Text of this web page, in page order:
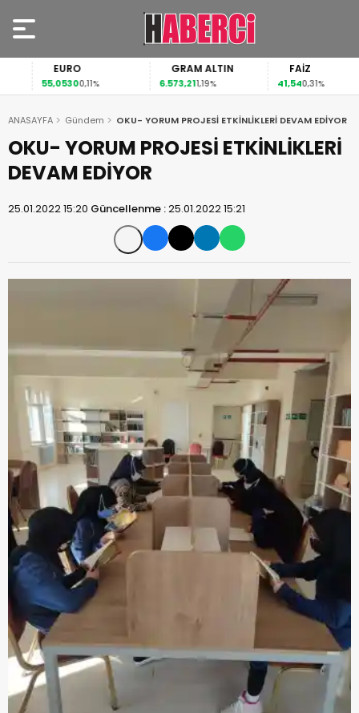
EURO
55,05300,11%
GRAM ALTIN
6.573,211,19%
FAİZ
41,540,31%
ANASAYFA Gündem OKU- YORUM PROJESİ ETKİNLİKLERİ DEVAM EDİYOR
OKU- YORUM PROJESİ ETKİNLİKLERİ
DEVAM EDİYOR
25.01.2022 15:20 Güncellenme :25.01.2022 15:21